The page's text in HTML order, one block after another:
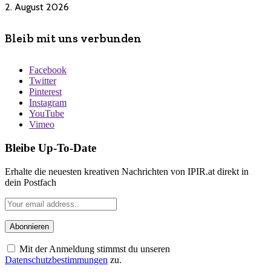
2. August 2026
Bleib mit uns verbunden
Facebook
Twitter
Pinterest
Instagram
YouTube
Vimeo
Bleibe Up-To-Date
Erhalte die neuesten kreativen Nachrichten von IPIR.at direkt in
dein Postfach
Mit der Anmeldung stimmst du unseren
Datenschutzbestimmungen zu.